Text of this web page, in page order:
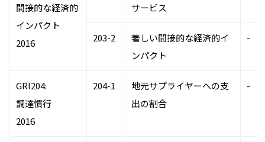
間接的な経済的
インパクト
2016
サービス
203-2
著しい間接的な経済的イ
ンパクト
-
GRI204:
調達慣行
2016
204-1
地元サプライヤーへの支
出の割合
-